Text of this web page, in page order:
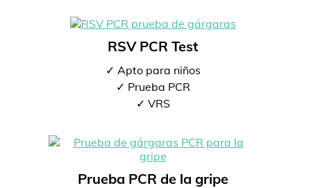
RSV PCR Test
✓ Apto para niños
✓ Prueba PCR
✓ VRS
Prueba PCR de la gripe